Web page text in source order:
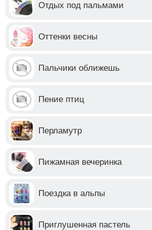
Отдых под пальмами
Оттенки весны
Пальчики оближешь
Пение птиц
Перламутр
Пижамная вечеринка
Поездка в альпы
Приглушенная пастель